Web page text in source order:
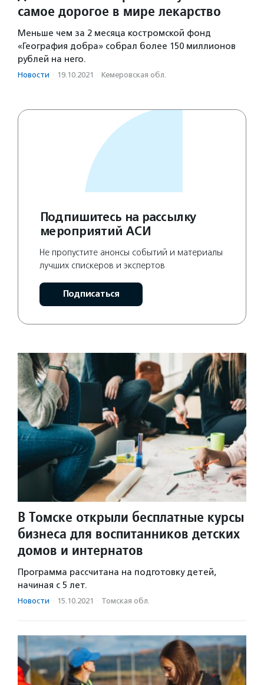
самое дорогое в мире лекарство
Меньше чем за 2 месяца костромской фонд
«География добра» собрал более 150 миллионов
рублей на него.
Новости · 19.10.2021 · Кемеровская обл.
Подпишитесь на рассылку
мероприятий АСИ
Не пропустите анонсы событий и материалы
лучших спискеров и экспертов
Подписаться
В Томске открыли бесплатные курсы
бизнеса для воспитанников детских
домов и интернатов
Программа рассчитана на подготовку детей,
начиная с 5 лет.
Новости · 15.10.2021 · Томская обл.